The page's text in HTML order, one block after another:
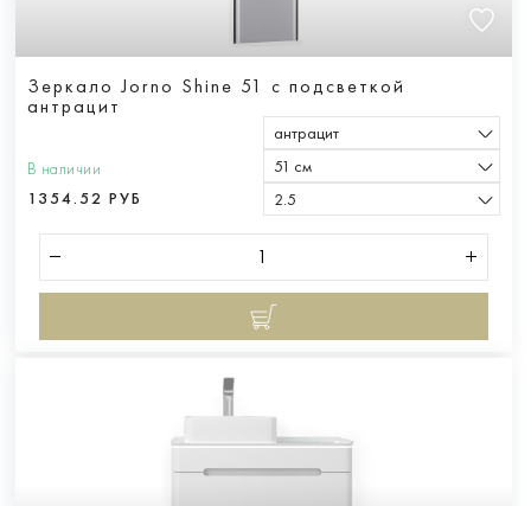
Зеркало Jorno Shine 51 с подсветкой
антрацит
В наличии
1354.52 РУБ
антрацит
51 см
2.5